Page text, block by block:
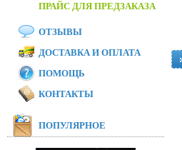
ПРАЙС ДЛЯ ПРЕДЗАКАЗА
ОТЗЫВЫ
ДОСТАВКА И ОПЛАТА
ПОМОЩЬ
КОНТАКТЫ
ПОПУЛЯРНОЕ